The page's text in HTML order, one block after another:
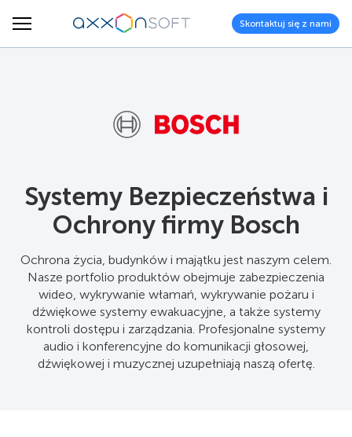
Skontaktuj się z nami
Systemy Bezpieczeństwa i
Ochrony firmy Bosch
Ochrona życia, budynków i majątku jest naszym celem.
Nasze portfolio produktów obejmuje zabezpieczenia
wideo, wykrywanie włamań, wykrywanie pożaru i
dźwiękowe systemy ewakuacyjne, a także systemy
kontroli dostępu i zarządzania. Profesjonalne systemy
audio i konferencyjne do komunikacji głosowej,
dźwiękowej i muzycznej uzupełniają naszą ofertę.